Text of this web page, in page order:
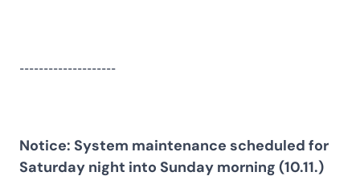
--------------------
Notice: System maintenance scheduled for
Saturday night into Sunday morning (10.11.)